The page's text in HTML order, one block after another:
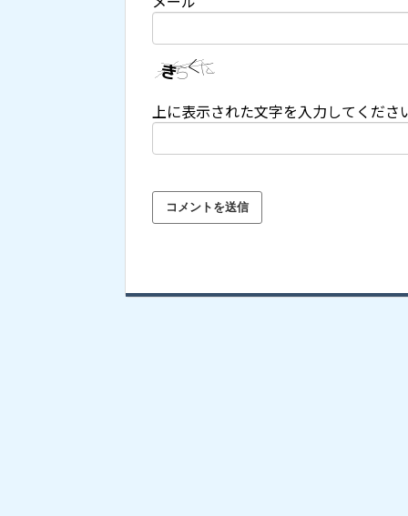
上に表示された文字を入力してくださ